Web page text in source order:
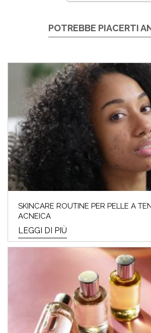
POTREBBE PIACERTI
SKINCARE ROUTINE PER PELLE A
ACNEICA
LEGGI DI PIÙ